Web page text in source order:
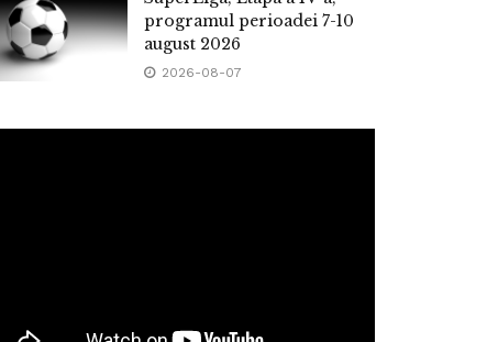
programul perioadei 7-10
august 2026
2026-08-07